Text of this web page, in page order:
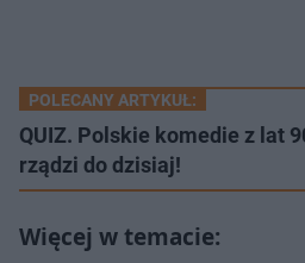
POLECANY ARTYKUŁ:
QUIZ. Polskie komedie z lat
rządzi do dzisiaj!